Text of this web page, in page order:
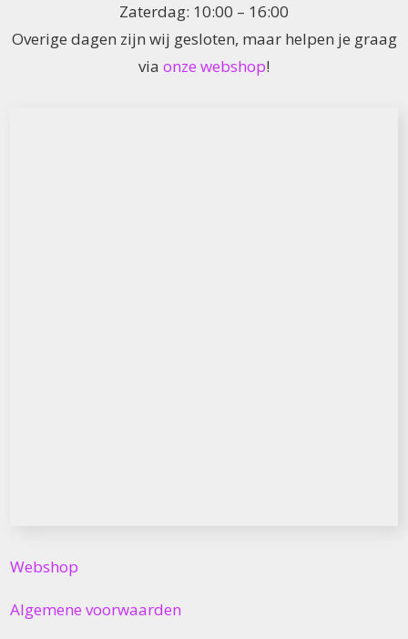
Zaterdag: 10:00 – 16:00
Overige dagen zijn wij gesloten, maar helpen je graag
via onze webshop!
Webshop
Algemene voorwaarden